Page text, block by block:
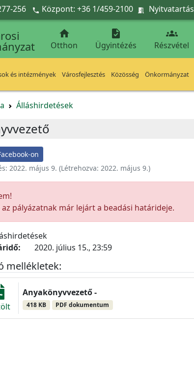
256  Központ: +36 1/459-2100  Nyitvatartás

Otthon

Ügyintézés

Részvétel
és intézmények Városfejlesztés Közösség Önkormányzat
Álláshirdetések
on
2022. május 9. (Létrehozva: 2022. május 9.)
az pályázatnak már lejárt a beadási határideje.
2020. július 15., 23:59
mellékletek:
Anyakönyvvezető -
418 KB PDF dokumentum